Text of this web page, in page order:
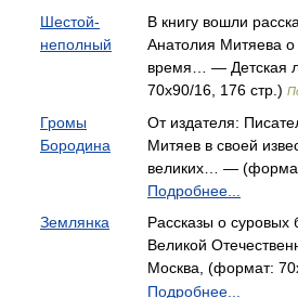
Шестой-
неполный
В книгу вошли
Анатолия Митяева
время… — Детская
70x90/16, 176 стр.)
Громы
Бородина
От издателя:
Митяев в своей
великих… —
Подробнее...
Землянка
Рассказы о суровых
Великой
Москва, (формат:
Подробнее...